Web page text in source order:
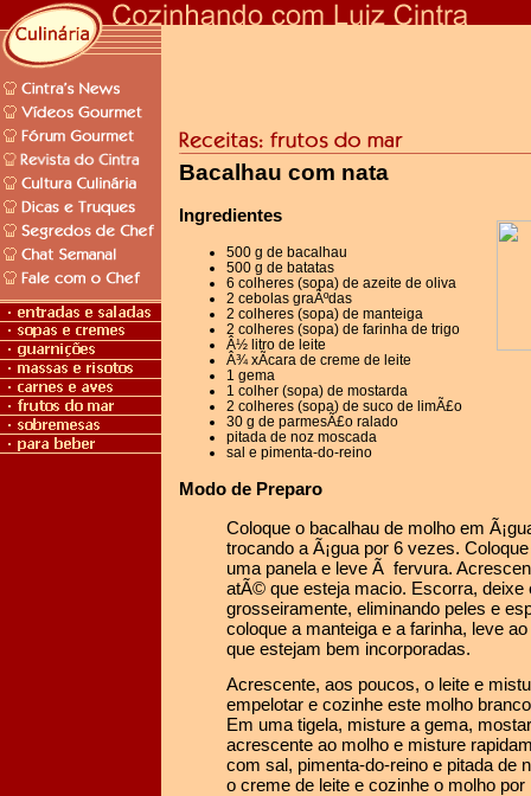
Bacalhau com nata
Ingredientes
500 g de bacalhau
500 g de batatas
6 colheres (sopa) de azeite de oliva
2 cebolas graÃºdas
2 colheres (sopa) de manteiga
2 colheres (sopa) de farinha de trigo
Â½ litro de leite
Â¾ xÃ­cara de creme de leite
1 gema
1 colher (sopa) de mostarda
2 colheres (sopa) de suco de limÃ£o
30 g de parmesÃ£o ralado
pitada de noz moscada
sal e pimenta-do-reino
Modo de Preparo
Coloque o bacalhau de molho em
trocando a Ã¡gua por 6 vezes.
uma panela e leve Ã fervura.
atÃ© que esteja macio. Escorra, deixe
grosseiramente, eliminando peles e
coloque a manteiga e a farinha, leve
que estejam bem incorporadas.
Acrescente, aos poucos, o leite e
empelotar e cozinhe este molho
Em uma tigela, misture a gema,
acrescente ao molho e misture
com sal, pimenta-do-reino e pitada de
o creme de leite e cozinhe o molho